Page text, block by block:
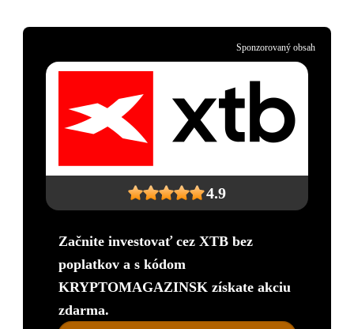
4.9
Začnite investovať cez XTB bez
poplatkov a s kódom
KRYPTOMAGAZINSK získate akciu
zdarma.
Sponzorovaný obsah